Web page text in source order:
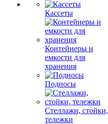
Кассеты
Контейнеры и
емкости для
хранения
Подносы
Стеллажи, стойки,
тележки